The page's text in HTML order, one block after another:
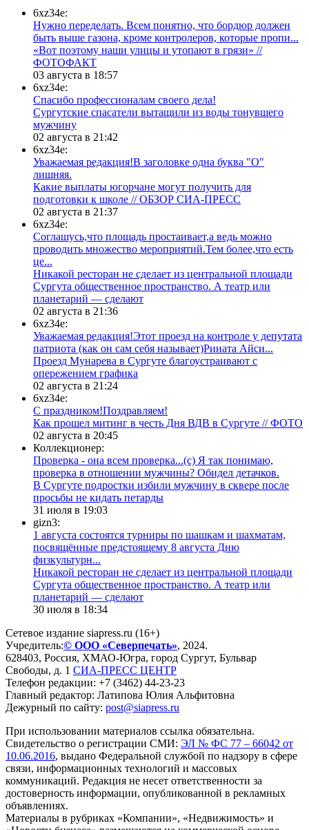
6xz34e:
Нужно переделать. Всем понятно, что бордюр должен
быть выше газона, кроме контролеров, которые пропи...
«Вот поэтому наши улицы и утопают в грязи» //
ФОТОФАКТ
03 августа в 18:57
6xz34e:
Спасибо профессионалам своего дела!
Сургутские спасатели вытащили из воды тонувшего
мужчину
02 августа в 21:42
6xz34e:
Уважаемая редакция!В заголовке одна буква "О"
лишняя.
Какие выплаты югорчане могут получить для
подготовки к школе // ОБЗОР СИА-ПРЕСС
02 августа в 21:37
6xz34e:
Соглашусь,что площадь простаивает,а ведь можно
проводить множество мероприятий.Тем более,что есть
це...
​Никакой ресторан не сделает из центральной площади
Сургута общественное пространство. А театр или
планетарий — сделают
02 августа в 21:36
6xz34e:
Уважаемая редакция!Этот проезд на контроле у депутата
патриота (как он сам себя называет)Рината Айси...
​Проезд Мунарева в Сургуте благоустраивают с
опережением графика
02 августа в 21:24
6xz34e:
С праздником!Поздравляем!
Как прошел митинг в честь Дня ВДВ в Сургуте // ФОТО
02 августа в 20:45
Коллекционер:
Проверка - она всем проверка...(с) Я так понимаю,
проверка в отношении мужчины? Обидел детачков.
В Сургуте подростки избили мужчину в сквере после
просьбы не кидать петарды
31 июля в 19:03
gizn3:
1 августа состоятся турниры по шашкам и шахматам,
посвящённые предстоящему 8 августа Дню
физкультурн...
​Никакой ресторан не сделает из центральной площади
Сургута общественное пространство. А театр или
планетарий — сделают
30 июля в 18:34
Сетевое издание siapress.ru (16+)
Учредитель:© ООО «Северпечать», 2024.
628403, Россия, ХМАО-Югра, город Сургут, Бульвар
Свободы, д. 1 СИА-ПРЕСС ЦЕНТР
Телефон редакции: +7 (3462) 44-23-23
Главный редактор: Латипова Юлия Альфитовна
Дежурный по сайту: post@siapress.ru
При использовании материалов ссылка обязательна.
Свидетельство о регистрации СМИ: ЭЛ № ФС 77 – 66042 от
10.06.2016, выдано Федеральной службой по надзору в сфере
связи, информационных технологий и массовых
коммуникаций. Редакция не несет ответственности за
достоверность информации, опубликованной в рекламных
объявлениях.
Материалы в рубриках «Компании», «Недвижимость» и